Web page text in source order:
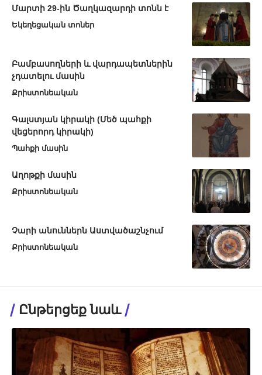
Մարտի 29-ին Ծաղկազարդի տոնն է
Եկեղեցական տոներ
Բամբասողների և վարդապետներին
չդատելու մասին
Քրիստոնեական
Գալստյան կիրակի (Մեծ պահքի
վեցերորդ կիրակի)
Պահքի մասին
Աղոթքի մասին
Քրիստոնեական
Չարի անուններն Աստվածաշնչում
Քրիստոնեական
Ընթերցեք նաև